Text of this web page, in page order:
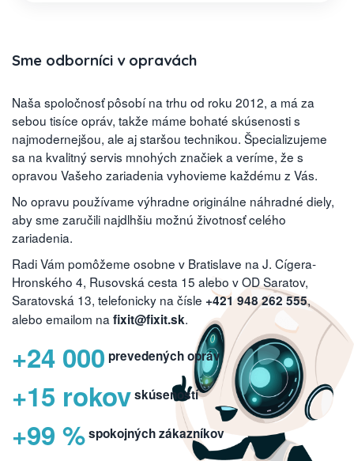
Sme odborníci v opravách
Naša spoločnosť pôsobí na trhu od roku 2012, a má za
sebou tisíce opráv, takže máme bohaté skúsenosti s
najmodernejšou, ale aj staršou technikou. Špecializujeme
sa na kvalitný servis mnohých značiek a veríme, že s
opravou Vašeho zariadenia vyhovieme každému z Vás.
No opravu používame výhradne originálne náhradné diely,
aby sme zaručili najdlhšiu možnú životnosť celého
zariadenia.
Radi Vám pomôžeme osobne v Bratislave na J. Cígera-
Hronského 4, Rusovská cesta 15 alebo v OD Saratov,
Saratovská 13, telefonicky na čísle +421 948 262 555,
alebo emailom na fixit@fixit.sk.
+24 000 prevedených opráv
+15 rokovskúseností
+99 %spokojných zákazníkov